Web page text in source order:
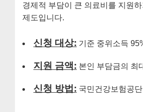
경제적 부담이 큰 의료비를 지원
제도입니다.
신청 대상: 기준 중위소득
지원 금액: 본인 부담금의 최
신청 방법: 국민건강보험공